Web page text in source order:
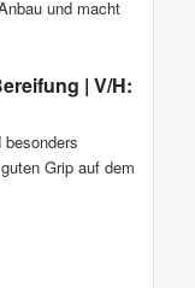
und macht
| V/H:
Grip auf dem